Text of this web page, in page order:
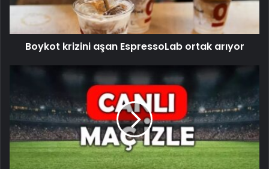
Boykot krizini aşan EspressoLab ortak arıyor